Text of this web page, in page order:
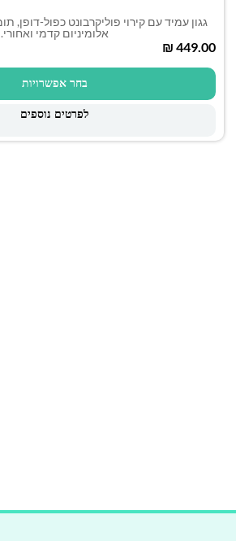
גגון עמיד עם קירוי פוליקרבונט כפול-דופן,
אלומיניום קדמי ואחורי.
₪
בחר אפשרויות
לפרטים נוספים